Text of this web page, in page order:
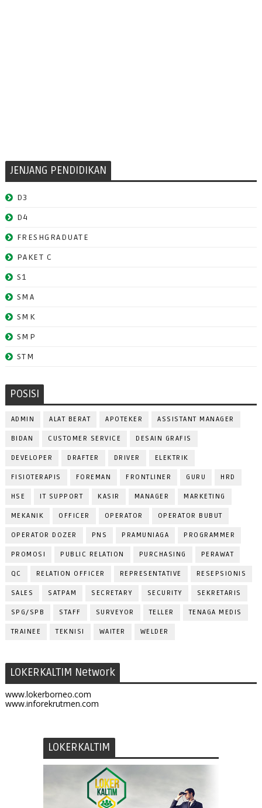
JENJANG PENDIDIKAN
D3
D4
FRESHGRADUATE
PAKET C
S1
SMA
SMK
SMP
STM
POSISI
ADMIN ALAT BERAT APOTEKER ASSISTANT MANAGER
BIDAN CUSTOMER SERVICE DESAIN GRAFIS
DEVELOPER DRAFTER DRIVER ELEKTRIK
FISIOTERAPIS FOREMAN FRONTLINER GURU HRD
HSE IT SUPPORT KASIR MANAGER MARKETING
MEKANIK OFFICER OPERATOR OPERATOR BUBUT
OPERATOR DOZER PNS PRAMUNIAGA PROGRAMMER
PROMOSI PUBLIC RELATION PURCHASING PERAWAT
QC RELATION OFFICER REPRESENTATIVE RESEPSIONIS
SALES SATPAM SECRETARY SECURITY SEKRETARIS
SPG/SPB STAFF SURVEYOR TELLER TENAGA MEDIS
TRAINEE TEKNISI WAITER WELDER
LOKERKALTIM Network
www.lokerborneo.com
www.inforekrutmen.com
LOKERKALTIM